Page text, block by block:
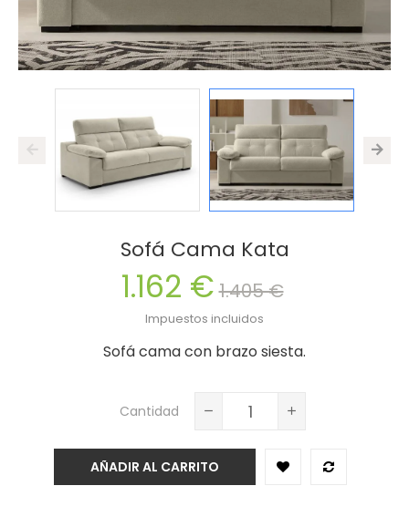
Sofá Cama Kata
1.162 €1.405 €
Impuestos incluidos
Sofá cama con brazo siesta.
Cantidad
AÑADIR AL CARRITO